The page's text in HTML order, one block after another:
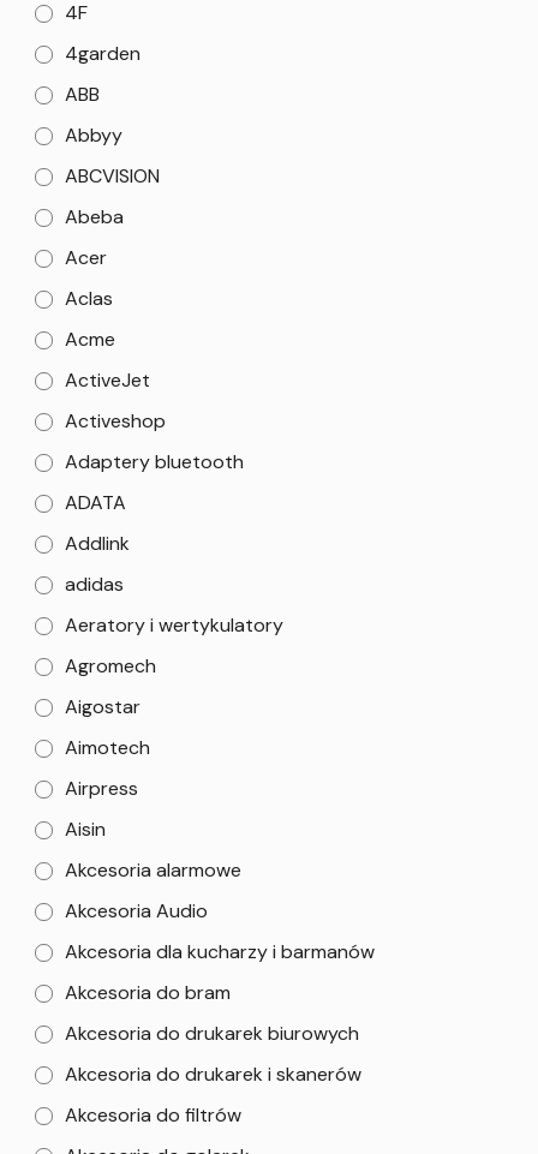
4F
4garden
ABB
Abbyy
ABCVISION
Abeba
Acer
Aclas
Acme
ActiveJet
Activeshop
Adaptery bluetooth
ADATA
Addlink
adidas
Aeratory i wertykulatory
Agromech
Aigostar
Aimotech
Airpress
Aisin
Akcesoria alarmowe
Akcesoria Audio
Akcesoria dla kucharzy i barmanów
Akcesoria do bram
Akcesoria do drukarek biurowych
Akcesoria do drukarek i skanerów
Akcesoria do filtrów